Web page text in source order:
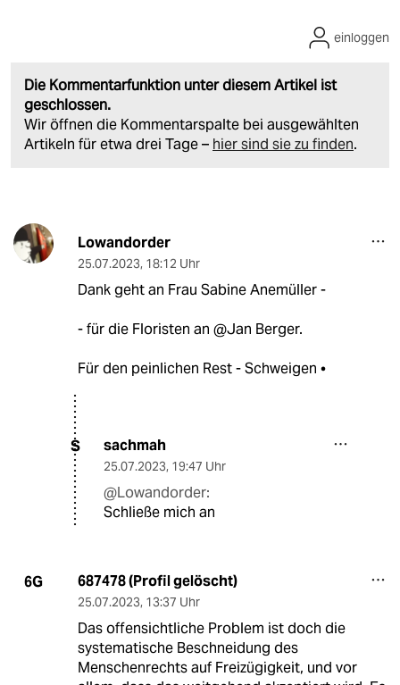
Die Kommentarfunktion unter diesem Artikel ist
geschlossen.
Wir öffnen die Kommentarspalte bei ausgewählten
Artikeln für etwa drei Tage – hier sind sie zu finden.
einloggen
Lowandorder
25.07.2023, 18:12 Uhr
Dank geht an Frau Sabine Anemüller -
- für die Floristen an @Jan Berger.
Für den peinlichen Rest - Schweigen •
S sachmah
25.07.2023, 19:47 Uhr
@Lowandorder:
Schließe mich an
6G 687478 (Profil gelöscht)
25.07.2023, 13:37 Uhr
Das offensichtliche Problem ist doch die
systematische Beschneidung des
Menschenrechts auf Freizügigkeit, und vor